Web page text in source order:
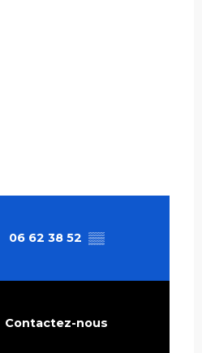
06 62 38 52 ▒▒
Contactez-nous